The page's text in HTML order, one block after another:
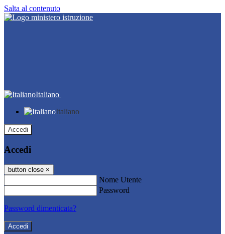
Salta al contenuto
Italiano
Italiano
Accedi
Accedi
button close ×
Nome Utente
Password
Password dimenticata?